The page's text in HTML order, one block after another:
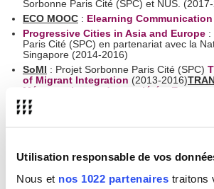
Utilisation responsable de vos
Nous et nos 1022 partenaires traitons
Sorbonne Paris Cité (SPC) et NUS.
ECO MOOC : Elearning
Progressive Cities in Asia and Europe :
Paris Cité (SPC) en partenariat avec la
Singapore (2014-2016)
SoMI
: Projet Sorbonne Paris Cité (SPC)
of Migrant Integration (2013-2016)
Métamorphoses des sociétés.
des cultures et phénomènes culturels
colloque final de l'ANR TRANSLIT
WHIG : Projet Sorbonne Paris Cité (SPC)
in Paris and London (WHIG) (2013-2016)